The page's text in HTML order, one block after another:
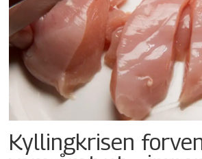
Kyllingkrisen